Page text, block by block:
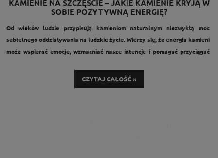
KAMIENIE NA SZCZĘŚCIE – JAKIE KAMIENIE KRYJĄ W
SOBIE POZYTYWNĄ ENERGIĘ?
Od wieków ludzie przypisują kamieniom naturalnym niezwykłą moc
subtelnego oddziaływania na ludzkie życie. Wierzy się, że energia kamieni
może wspierać emocje, wzmacniać nasze intencje i pomagać przyciągać
kamień na szczęście od dawna traktowany jest nie tylko jako piękny
element biżuterii, ale przede wszystkim jako osobisty talizman – symbol
CZYTAJ CAŁOŚĆ »